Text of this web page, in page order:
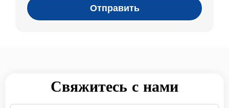
Отправить
Свяжитесь с нами